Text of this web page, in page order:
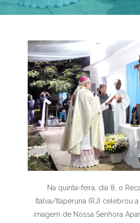
Na quinta-feira, dia 8, o
Italva/Itaperuna (RJ) celebrou
imagem de Nossa Senhora